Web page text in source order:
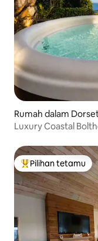
Rumah dalam
Luxury Coastal
Pilihan utama
Pilihan tetamu